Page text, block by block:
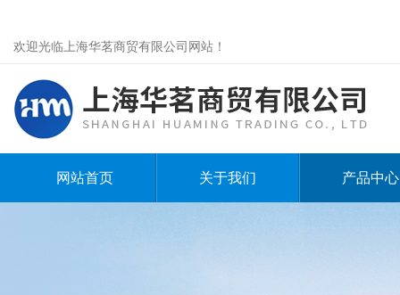
欢迎光临上海华茗商贸有限公司网站！
网站首页 关于我们 产品中心